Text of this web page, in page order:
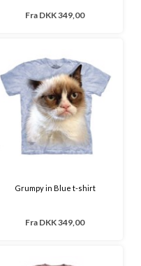
Fra DKK 349,00
Grumpy in Blue t-shirt
Fra DKK 349,00